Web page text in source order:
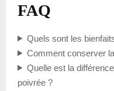
FAQ
Quels sont les
Comment conserver
Quelle est la
poivrée ?